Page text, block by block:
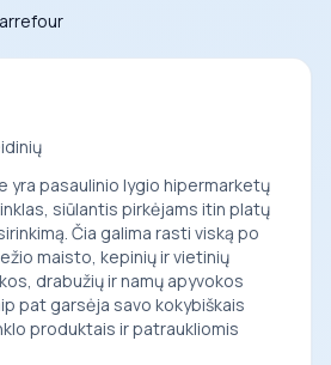
yra pasaulinio lygio hipermarketų
siūlantis pirkėjams itin platų
Čia galima rasti viską po
maisto, kepinių ir vietinių
drabužių ir namų apyvokos
pat garsėja savo kokybiškais
produktais ir patraukliomis